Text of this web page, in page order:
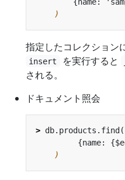
)
指定したコレクション
insert を実行すると
される。
ドキュメント照会
>
)